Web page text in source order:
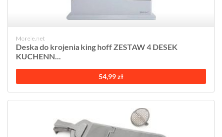
Morele.net
Deska do krojenia king hoff ZESTAW 4 DESEK
KUCHENN...
54,99 zł